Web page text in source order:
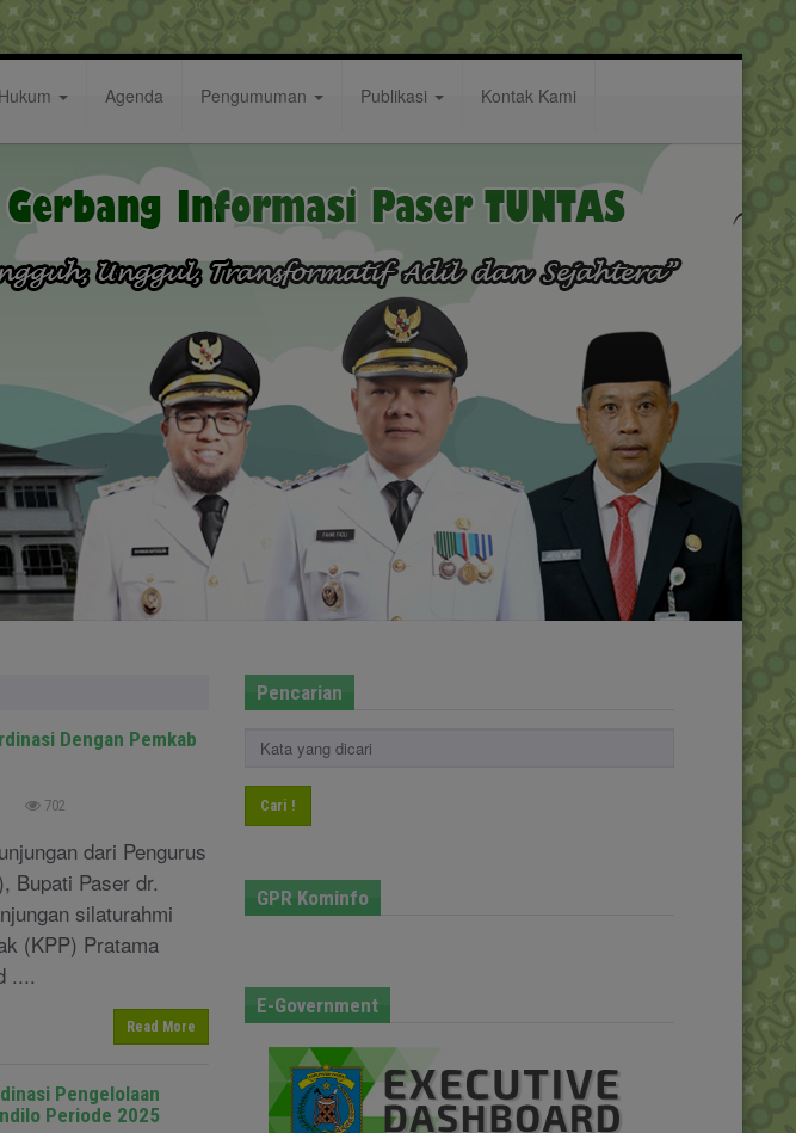
Agenda Pengumuman Publikasi Kontak Kami
Dengan Pemkab
702
dari Pengurus
Bupati Paser dr.
silaturahmi
(KPP) Pratama
....
Read More
Pengelolaan
Periode 2025
Pencarian
Cari !
GPR Kominfo
E-Government